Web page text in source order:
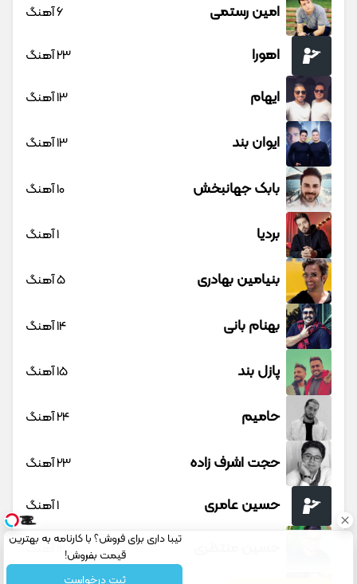
امین رستمی 6 آهنگ
اهورا 23 آهنگ
ایهام 13 آهنگ
ایوان بند 13 آهنگ
بابک جهانبخش 10 آهنگ
بردیا 1 آهنگ
بنیامین بهادری 5 آهنگ
بهنام بانی 14 آهنگ
پازل بند 15 آهنگ
حامیم 24 آهنگ
حجت اشرف زاده 23 آهنگ
حسین عامری 1 آهنگ
تیبا داری برای فروش؟ با کارنامه به بهترین
قیمت بفروش!
ثبت درخواست